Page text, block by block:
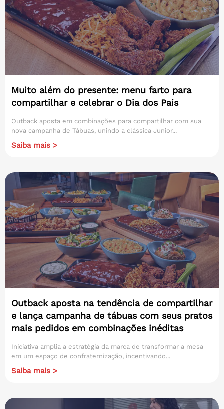
Muito além do presente: menu farto para
compartilhar e celebrar o Dia dos Pais
Outback aposta em combinações para compartilhar com sua
nova campanha de Tábuas, unindo a clássica Junior...
Saiba mais >
Outback aposta na tendência de compartilhar
e lança campanha de tábuas com seus pratos
mais pedidos em combinações inéditas
Iniciativa amplia a estratégia da marca de transformar a mesa
em um espaço de confraternização, incentivando...
Saiba mais >